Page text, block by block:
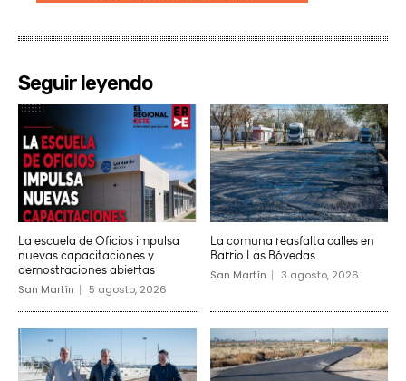
Seguir leyendo
La escuela de Oficios impulsa
nuevas capacitaciones y
demostraciones abiertas
San Martín 5 agosto, 2026
La comuna reasfalta calles en
Barrio Las Bóvedas
San Martín 3 agosto, 2026